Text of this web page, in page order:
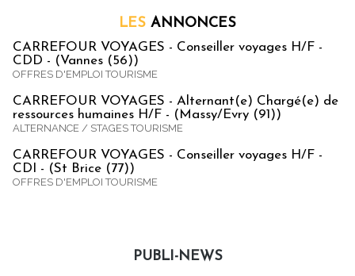
LES ANNONCES
CARREFOUR VOYAGES - Conseiller voyages H/F -
CDD - (Vannes (56))
OFFRES D'EMPLOI TOURISME
CARREFOUR VOYAGES - Alternant(e) Chargé(e) de
ressources humaines H/F - (Massy/Evry (91))
ALTERNANCE / STAGES TOURISME
CARREFOUR VOYAGES - Conseiller voyages H/F -
CDI - (St Brice (77))
OFFRES D'EMPLOI TOURISME
PUBLI-NEWS